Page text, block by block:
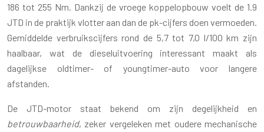
186 tot 255 Nm. Dankzij de vroege koppelopbouw voelt de 1.9
JTD in de praktijk vlotter aan dan de pk-cijfers doen vermoeden.
Gemiddelde verbruikscijfers rond de 5,7 tot 7,0 l/100 km zijn
haalbaar, wat de dieseluitvoering interessant maakt als
dagelijkse oldtimer- of youngtimer-auto voor langere
afstanden.
De JTD-motor staat bekend om zijn degelijkheid en
betrouwbaarheid, zeker vergeleken met oudere mechanische